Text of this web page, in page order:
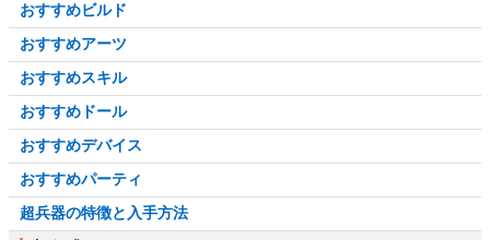
おすすめビルド
おすすめアーツ
おすすめスキル
おすすめドール
おすすめデバイス
おすすめパーティ
超兵器の特徴と入手方法